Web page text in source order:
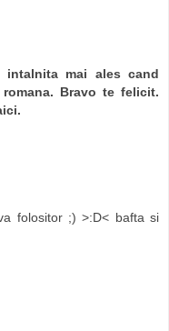
intalnita mai ales cand
Bravo te felicit.
folositor ;) >:D< bafta si